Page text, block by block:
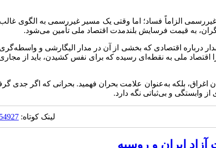
الزاماً فساد؛ اما وقتی یک مسیر غیررسمی به الگوی
به قیمت فرسایش بلندمدت اقتصاد ملی تأمین می‌شود.
درباره اقتصادی که بخشی از آن در مدار الیگارشی و
ملی به نقطه‌ای رسیده که برای نفس کشیدن، باید از
بلکه به‌عنوان علامت بحران فهمید. بحرانی که اگر جدی
از وابستگی و بی‌ثباتی نگه دارد.
لینک کوتاه:
ایران و روسیه